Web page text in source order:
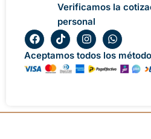
Verificamos la
personal
F
a
c
e
b
T
i
k
t
o
I
n
s
t
a
m
W
h
a
s
Aceptamos todos los